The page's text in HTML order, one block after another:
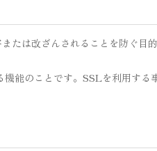
たは改ざんされることを防ぐ目
能のことです。SSLを利用する